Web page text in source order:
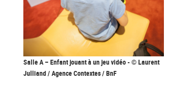
Salle A – Enfant jouant à un jeu vidéo - © Laurent
Julliand / Agence Contextes / BnF